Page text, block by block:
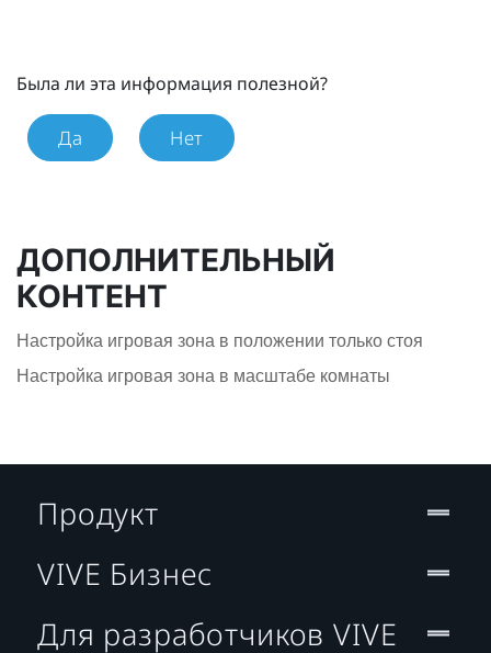
Была ли эта информация полезной?
Да Нет
ДОПОЛНИТЕЛЬНЫЙ
КОНТЕНТ
Настройка игровая зона в положении только стоя
Настройка игровая зона в масштабе комнаты
Продукт
VIVE Бизнес
Для разработчиков VIVE